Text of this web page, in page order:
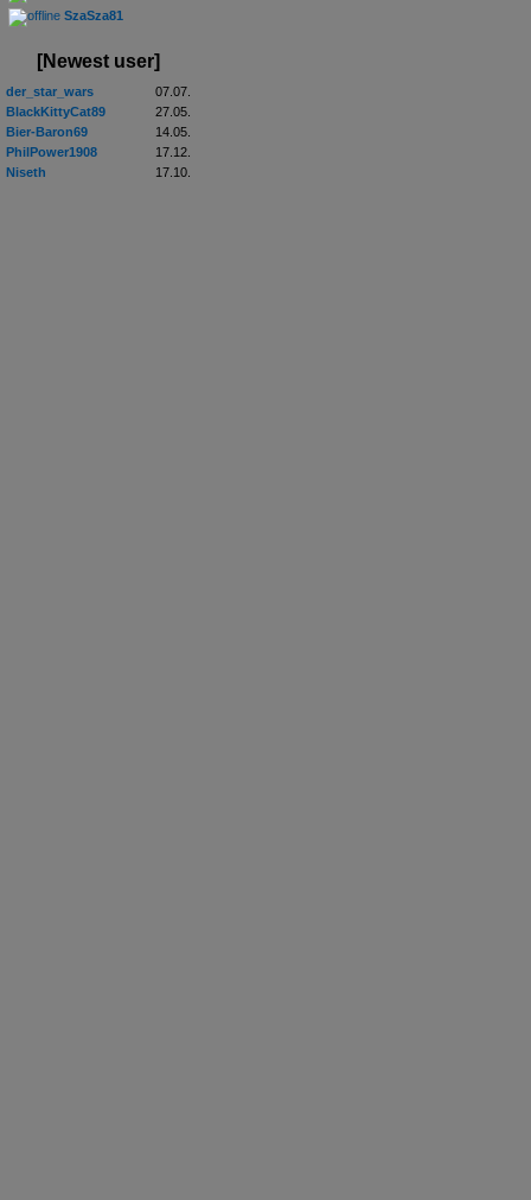
SzaSza81
[Newest user]
der_star_wars
07.07.
BlackKittyCat89
27.05.
Bier-Baron69
14.05.
PhilPower1908
17.12.
Niseth
17.10.